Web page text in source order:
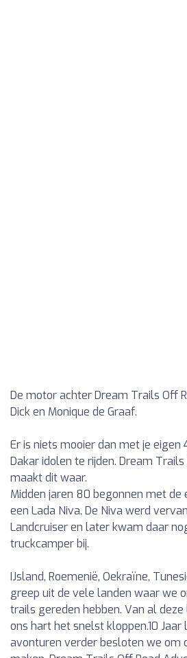
De motor achter Dream Trails Off
Dick en Monique de Graaf.
Er is niets mooier dan met je eigen
Dakar idolen te rijden. Dream
maakt dit waar.
Midden jaren 80 begonnen met de
een Lada Niva. De Niva werd
Landcruiser en later kwam daar
truckcamper bij.
IJsland, Roemenië, Oekraïne,
greep uit de vele landen waar we
trails gereden hebben. Van al
ons hart het snelst kloppen.10
avonturen verder besloten we om